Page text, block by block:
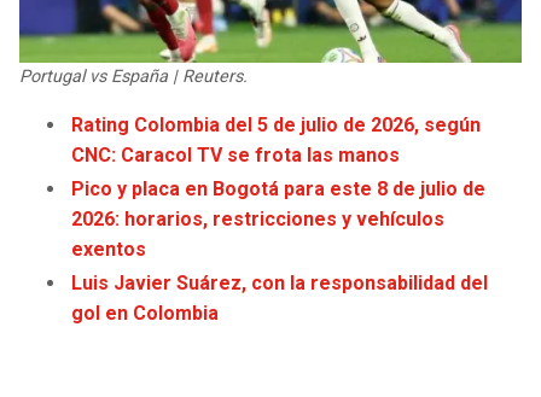
COLTS
JAGUARS
TITANS
COWBOYS
GIANTS
MAGIC
WIZARDS
WARRIORS
CLIPPERS
LAKERS
Portugal vs España | Reuters.
Rating Colombia del 5 de julio de 2026, según
CNC: Caracol TV se frota las manos
Pico y placa en Bogotá para este 8 de julio de
2026: horarios, restricciones y vehículos
exentos
Luis Javier Suárez, con la responsabilidad del
gol en Colombia